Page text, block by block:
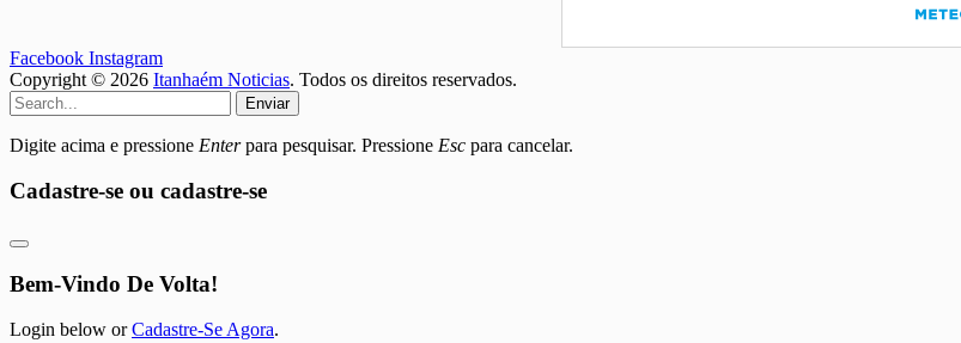
Facebook Instagram
Copyright © 2026 Itanhaém Noticias. Todos os direitos reservados.
Enviar
Digite acima e pressione Enterpara pesquisar. Pressione Esc para cancelar.
Cadastre-se ou cadastre-se
Bem-Vindo De Volta!
Login below orCadastre-Se Agora.